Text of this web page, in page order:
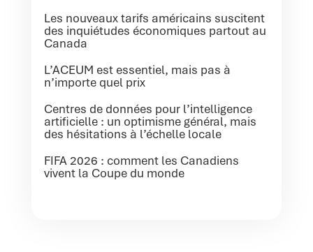
Les nouveaux tarifs américains suscitent
des inquiétudes économiques partout au
Canada
L’ACEUM est essentiel, mais pas à
n’importe quel prix
Centres de données pour l’intelligence
artificielle : un optimisme général, mais
des hésitations à l’échelle locale
FIFA 2026 : comment les Canadiens
vivent la Coupe du monde